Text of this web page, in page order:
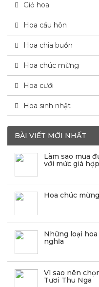
Giỏ hoa
Hoa cầu hôn
Hoa chia buồn
Hoa chúc mừng
Hoa cưới
Hoa sinh nhật
BÀI VIẾT MỚI NHẤT
Làm sao mua
với mức giá
Hoa chúc
Những loại
nghĩa
Vì sao nên
Tươi Thu Nga